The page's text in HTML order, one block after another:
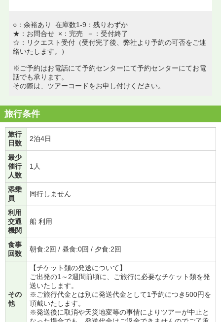
○：余裕あり 在庫数1-9：残りわずか
★：お問合せ ×：完売 －：受付終了
☆：リクエスト受付（受付完了後、弊社より予約の可否をご連
絡いたします。）
※ご予約はお電話にて予約センターにて予約センターにてお電
話でも承ります。
その際は、ツアーコードをお申し付けください。
旅行条件
旅行
日数
2泊4日
最少
催行
人数
1人
添乗
員
同行しません
利用
交通
機関
船 利用
食事
回数
朝食:2回 / 昼食:0回 / 夕食:2回
その
他
【チケット類の発送について】
ご出発の1～2週間前頃に、ご旅行に必要なチケット類を発
送いたします。
※ご旅行代金とは別に発送代金として1予約につき500円を
頂戴いたします。
※発送後に取消や天災地変等の事情によりツアーが中止と